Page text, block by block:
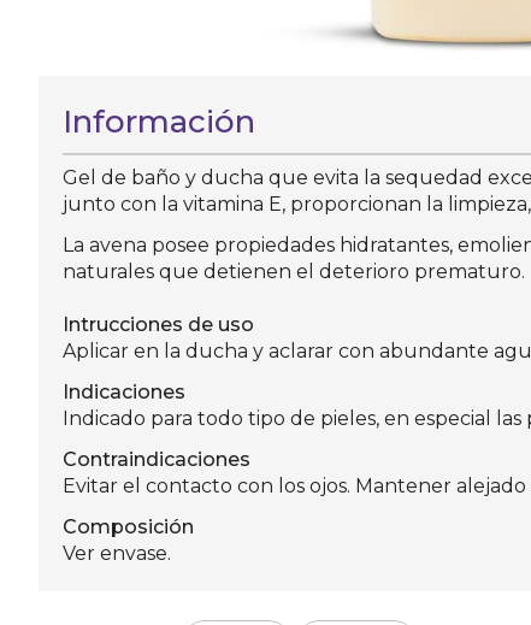
Información
Gel de baño y ducha que evita la sequedad
junto con la vitamina E, proporcionan la
La avena posee propiedades hidratantes,
naturales que detienen el deterioro prematuro.
Intrucciones de uso
Aplicar en la ducha y aclarar con abundante
Indicaciones
Indicado para todo tipo de pieles, en especial las
Contraindicaciones
Evitar el contacto con los ojos. Mantener
Composición
Ver envase.